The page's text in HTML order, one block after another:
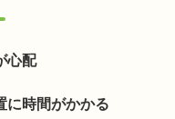
心配
に時間がかかる